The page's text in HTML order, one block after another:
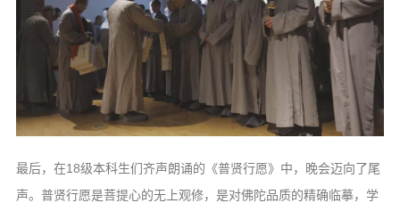
最后，在18级本科生们齐声朗诵的《普贤行愿》中，晚会迈向了尾
声。普贤行愿是菩提心的无上观修，是对佛陀品质的精确临摹，学